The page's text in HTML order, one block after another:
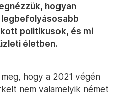
hogyan
politikusok, és mi
életben.
hogy a 2021 végén
nem valamelyik német